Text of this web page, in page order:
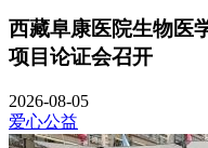
西藏阜康医院生物医
项目论证会召开
2026-08-05
爱心公益